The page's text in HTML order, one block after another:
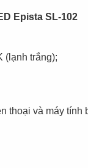
Epista SL-102
/ 6000K
* H115
điện
nước